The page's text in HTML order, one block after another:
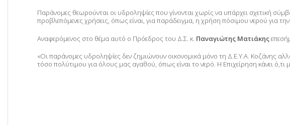
Παράνομες θεωρούνται οι υδροληψίες που γίνονται χωρίς να υπάρχει σχετική
προβλεπόμενες χρήσεις, όπως είναι, για παράδειγμα, η χρήση πόσιμου νερού για
Αναφερόμενος στο θέμα αυτό ο Πρόεδρος του Δ.Σ. κ. Παναγιώτης Ματιάκης
«Οι παράνομες υδροληψίες δεν ζημιώνουν οικονομικά μόνο τη Δ.Ε.Υ.Α. Κοζάνης
τόσο πολύτιμου για όλους μας αγαθού, όπως είναι το νερό. Η Επιχείρηση κάνει ό,τι